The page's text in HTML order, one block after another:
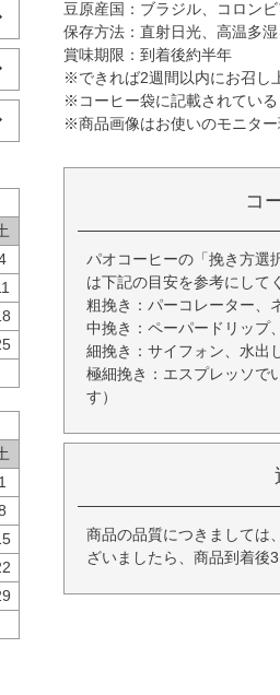
1
豆原産国：ブラジル、コロン
保存方法：直射日光、高温多
賞味期限：到着後約半年
※できれば2週間以内にお召し
※コーヒー袋に記載されている
※商品画像はお使いのモニター
コ
パオコーヒーの「挽き方選
は下記の目安を参考にして
粗挽き：パーコレーター、
中挽き：ペーパードリップ
細挽き：サイフォン、水出
極細挽き：エスプレッソで
す）
商品の品質につきましては
ざいましたら、商品到着後